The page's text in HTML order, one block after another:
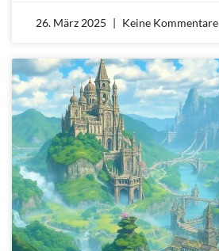
26. März 2025 Keine Kommentare